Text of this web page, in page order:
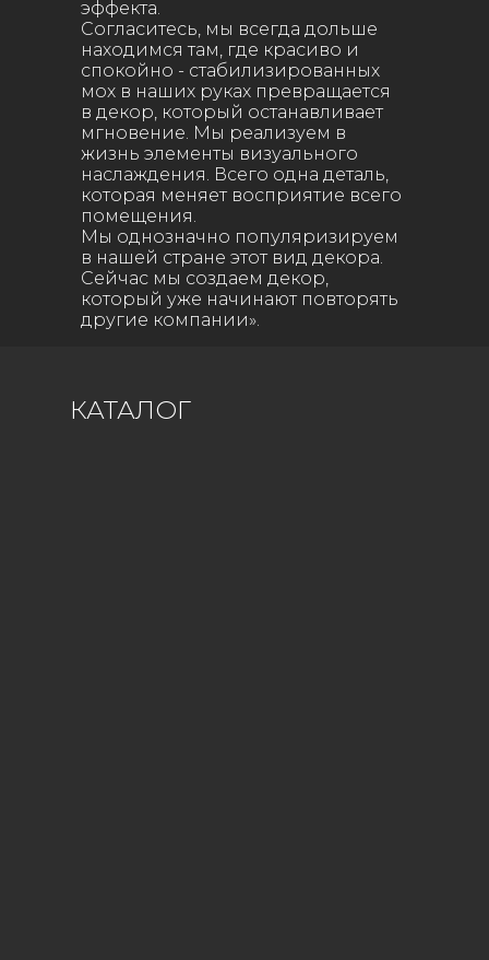
эффекта.
Согласитесь, мы всегда дольше
находимся там, где красиво и
спокойно - стабилизированных
мох в наших руках превращается
в декор, который останавливает
мгновение. Мы реализуем в
жизнь элементы визуального
наслаждения. Всего одна деталь,
которая меняет восприятие всего
помещения.
Мы однозначно популяризируем
в нашей стране этот вид декора.
Сейчас мы создаем декор,
который уже начинают повторять
другие компании».
КАТАЛОГ